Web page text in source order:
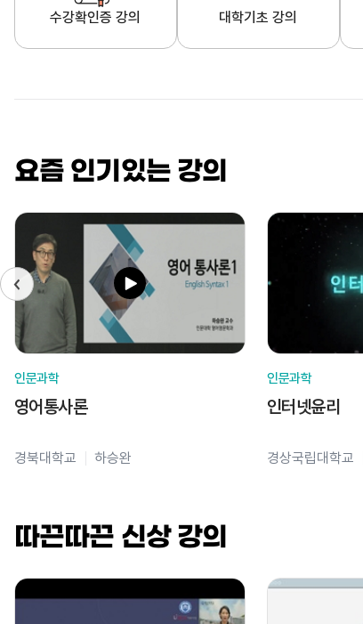
수강확인증 강의 대학기초 강의
요즘 인기있는 강의
인문과학
영어통사론
경북대학교 하승완
인문과학
인터넷윤리
경상국립대학교
따끈따끈 신상 강의